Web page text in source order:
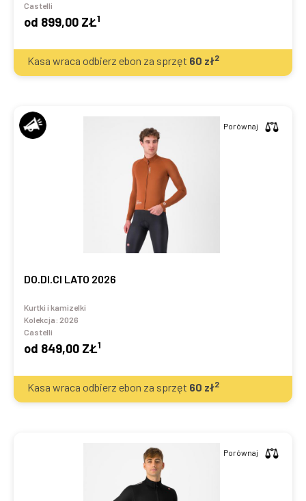
Castelli
od 899,00 ZŁ1
Kasa wraca odbierz ebon za sprzęt 60 zł2
DO.DI.CI LATO 2026
Kurtki i kamizelki
Kolekcja: 2026
Castelli
od 849,00 ZŁ1
Porównaj
Kasa wraca odbierz ebon za sprzęt 60 zł2
Porównaj